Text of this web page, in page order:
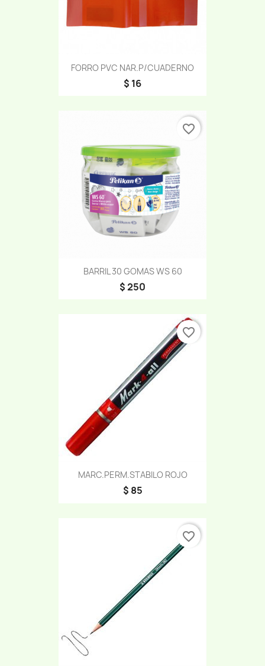
FORRO PVC NAR.P/CUADERNO
$ 16
BARRIL 30 GOMAS WS 60
$ 250
favorite_border
MARC.PERM.STABILO ROJO
$ 85
favorite_border
favorite_border